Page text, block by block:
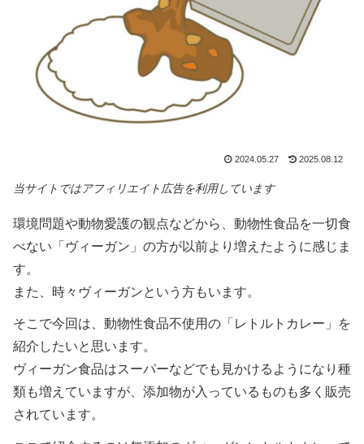
2024.05.27 2025.08.12
当サイトではアフィリエイト広告を利用しています
環境問題や動物愛護の観点などから、動物性食品を一切食
べない「ヴィーガン」の方が以前より増えたように感じま
す。
また、時々ヴィーガンという方もいます。
そこで今回は、動物性食品不使用の「レトルトカレー」を
紹介したいと思います。
ヴィーガン食品はスーパーなどでも見かけるようになり種
類も増えていますが、添加物が入っているものも多く販売
されています。